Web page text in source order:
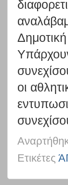
οι
Ετικέτες